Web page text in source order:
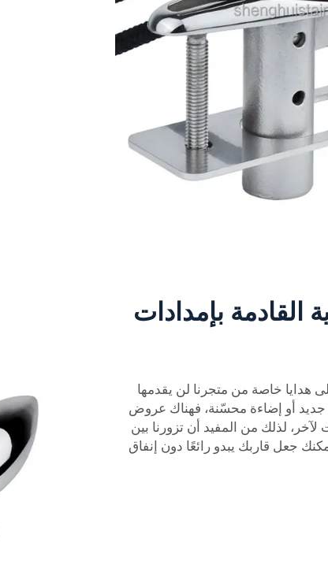
القادمة بإمدادات
خاصة من متجرنا لن يقدمها
أو إضاءة محسّنة، فهناك عروض
لذلك من المفيد أن تزورنا بين
جعل قاربك يبدو رائعًا دون إنفاق